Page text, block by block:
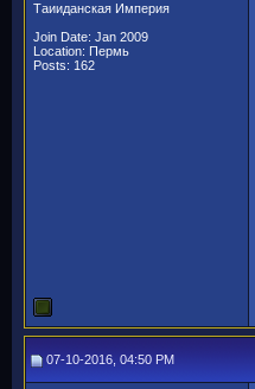
Таииданская Империя
Join Date: Jan 2009
Location: Пермь
Posts: 162
07-10-2016, 04:50 PM